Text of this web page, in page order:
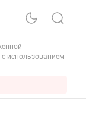
с использованием